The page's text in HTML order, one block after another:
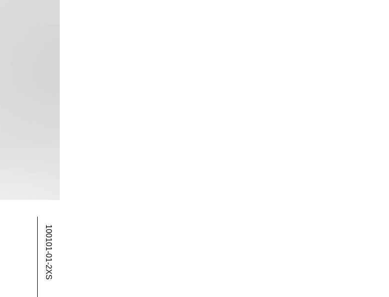
100101-01-2XS